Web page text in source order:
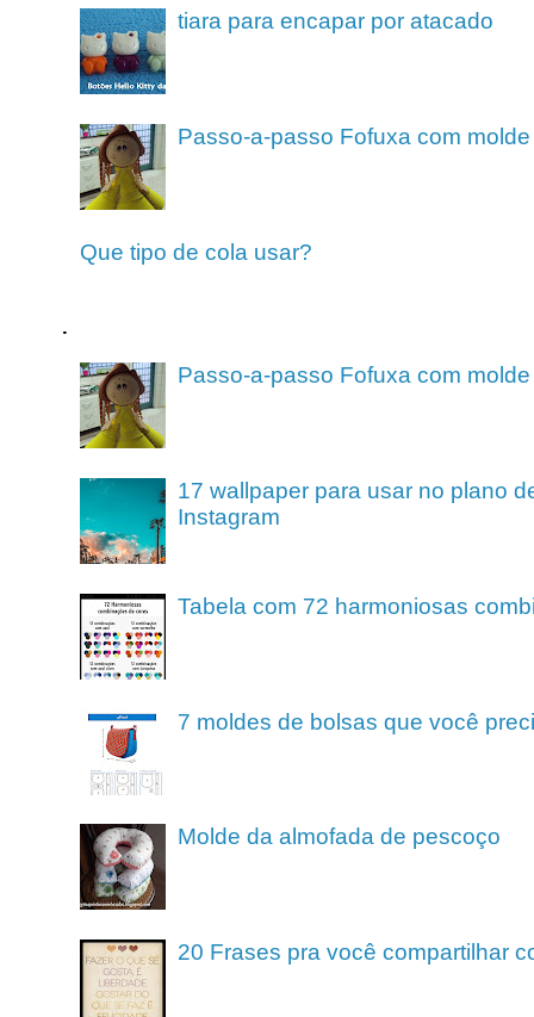
tiara para encapar por atacado
Passo-a-passo Fofuxa com molde
Que tipo de cola usar?
.
Passo-a-passo Fofuxa com molde
17 wallpaper para usar no plano
Instagram
Tabela com 72 harmoniosas
7 moldes de bolsas que você
Molde da almofada de pescoço
20 Frases pra você compartilhar